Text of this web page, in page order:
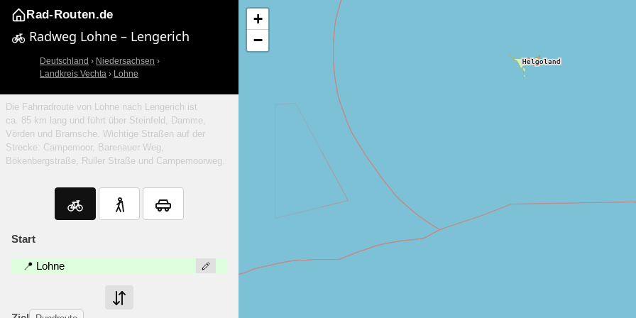
Rad-Routen.de
Radweg Lohne – Lengerich
Deutschland › Niedersachsen ›
Landkreis Vechta › Lohne
Die Fahrradroute von Lohne nach Lengerich ist
ca. 85 km lang und führt über Steinfeld, Damme,
Vörden und Bramsche. Wichtige Straßen auf der
Strecke: Campemoor, Barenauer Weg,
Bökenbergstraße, Ruller Straße und Campemoorweg.
Start
📍 Lohne
+
−